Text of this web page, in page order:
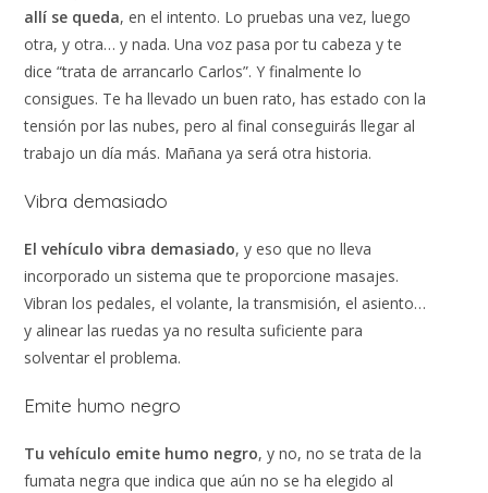
allí se queda, en el intento. Lo pruebas una vez, luego
otra, y otra… y nada. Una voz pasa por tu cabeza y te
dice “trata de arrancarlo Carlos”. Y finalmente lo
consigues. Te ha llevado un buen rato, has estado con la
tensión por las nubes, pero al final conseguirás llegar al
trabajo un día más. Mañana ya será otra historia.
Vibra demasiado
El vehículo vibra demasiado, y eso que no lleva
incorporado un sistema que te proporcione masajes.
Vibran los pedales, el volante, la transmisión, el asiento…
y alinear las ruedas ya no resulta suficiente para
solventar el problema.
Emite humo negro
Tu vehículo emite humo negro, y no, no se trata de la
fumata negra que indica que aún no se ha elegido al